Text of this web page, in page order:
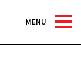
MENU